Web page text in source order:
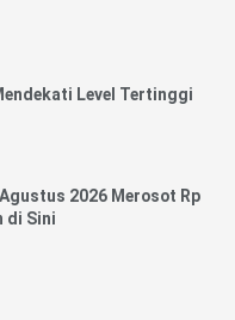
Level Tertinggi
2026 Merosot Rp
di Sini